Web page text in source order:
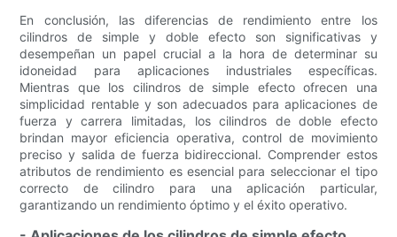
En conclusión, las diferencias de rendimiento entre los
cilindros de simple y doble efecto son significativas y
desempeñan un papel crucial a la hora de determinar su
idoneidad para aplicaciones industriales específicas.
Mientras que los cilindros de simple efecto ofrecen una
simplicidad rentable y son adecuados para aplicaciones de
fuerza y ​​carrera limitadas, los cilindros de doble efecto
brindan mayor eficiencia operativa, control de movimiento
preciso y salida de fuerza bidireccional. Comprender estos
atributos de rendimiento es esencial para seleccionar el tipo
correcto de cilindro para una aplicación particular,
garantizando un rendimiento óptimo y el éxito operativo.